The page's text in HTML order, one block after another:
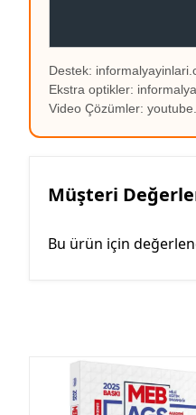
Destek:
Ekstra optikler:
Video Çözümler:
Müşteri
Bu ürün için